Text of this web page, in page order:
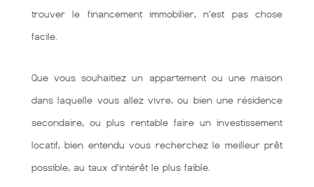
trouver le financement immobilier, n'est pas chose
facile.
Que vous souhaitiez un appartement ou une maison
dans laquelle vous allez vivre, ou bien une résidence
secondaire, ou plus rentable faire un investissement
locatif, bien entendu vous recherchez le meilleur prêt
possible, au taux d’intérêt le plus faible.